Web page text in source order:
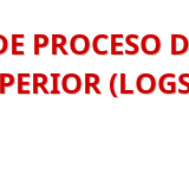
PROCESO